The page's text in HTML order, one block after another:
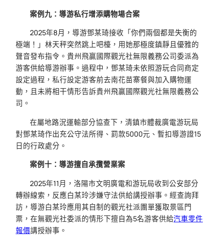
案例九：導游私行增添購物場合案
2025年8月，導游鄧某琦接收「你們兩個都是失衡的
極端！」林天秤突然跳上吧檯，用她那極度鎮靜且優雅的
聲音發布指令。貴州飛贏國際觀光社無限義務公司委派為
游客供給導游辦事。過程中，鄧某琦未依照游玩合同商定
設定過程，私行設定游客前去南花苗寨餐與加入購物運
動，且未將相干情形告訴貴州飛贏國際觀光社無限義務公
司。
在屬地路況運輸部分協查下，清鎮市體裁廣電游玩局
對鄧某琦作出充公守法所得、罰款5000元、暫扣導游證15
日的行政處分。
案例十：導游擅自承攬營業案
2025年11月，洛陽市文明廣電和游玩局收到公安部分
轉辦線索，反應白某玲涉嫌守法供給講授辦事。經查詢拜
訪，導游白某玲應用其自制的觀光社派團單獲取景區門
票，在無觀光社委派的情形下擅自為5名游客供給汽車零件
報價講授辦事。